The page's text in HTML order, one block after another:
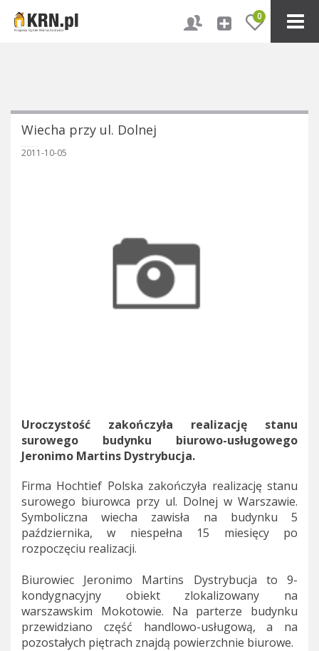
0
Wiecha przy ul. Dolnej
2011-10-05
Uroczystość zakończyła realizację stanu
surowego budynku biurowo-usługowego
Jeronimo Martins Dystrybucja.
Firma Hochtief Polska zakończyła realizację stanu
surowego biurowca przy ul. Dolnej w Warszawie.
Symboliczna wiecha zawisła na budynku 5
października, w niespełna 15 miesięcy po
rozpoczęciu realizacji.
Biurowiec Jeronimo Martins Dystrybucja to 9-
kondygnacyjny obiekt zlokalizowany na
warszawskim Mokotowie. Na parterze budynku
przewidziano część handlowo-usługową, a na
pozostałych piętrach znajdą powierzchnie biurowe.